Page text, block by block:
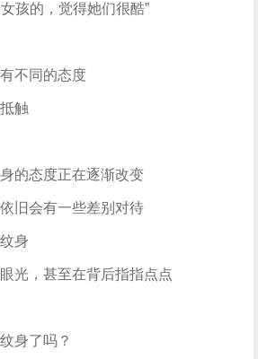
孩的，觉得她们很酷”
不同的态度
触
的态度正在逐渐改变
旧会有一些差别对待
身
光，甚至在背后指指点点
身了吗？